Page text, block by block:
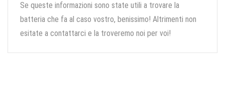
Se queste informazioni sono state utili a trovare la
batteria che fa al caso vostro, benissimo! Altrimenti non
esitate a contattarci e la troveremo noi per voi!